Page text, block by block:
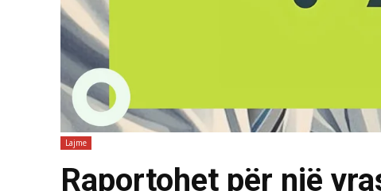
Lajme
Raportohet për një